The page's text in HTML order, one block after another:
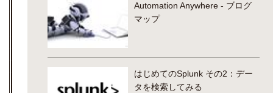
Automation Anywhere - ブログ
マップ
はじめてのSplunk その2：デー
タを検索してみる